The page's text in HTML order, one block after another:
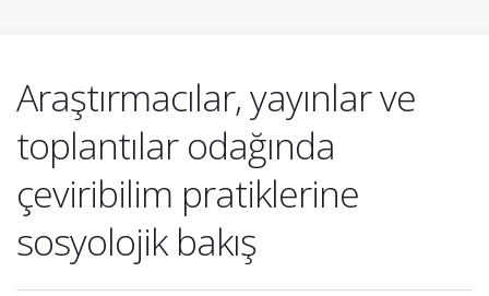
Araştırmacılar, yayınlar ve
toplantılar odağında
çeviribilim pratiklerine
sosyolojik bakış